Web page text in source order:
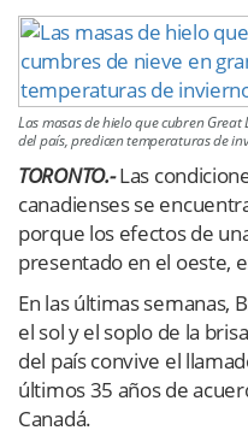
Las masas de hielo que cubren
del país, predicen temperaturas de
TORONTO.-Las
canadienses se
porque los efectos de
presentado en el oeste,
En las últimas semanas,
el sol y el soplo de la
del país convive el
últimos 35 años de
Canadá.